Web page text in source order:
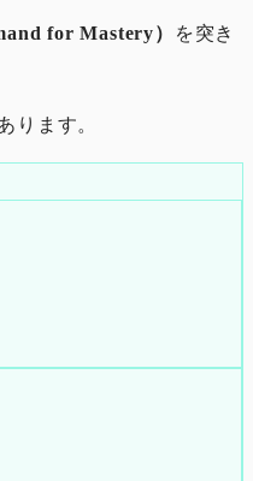
for Mastery）
を突き
ります。